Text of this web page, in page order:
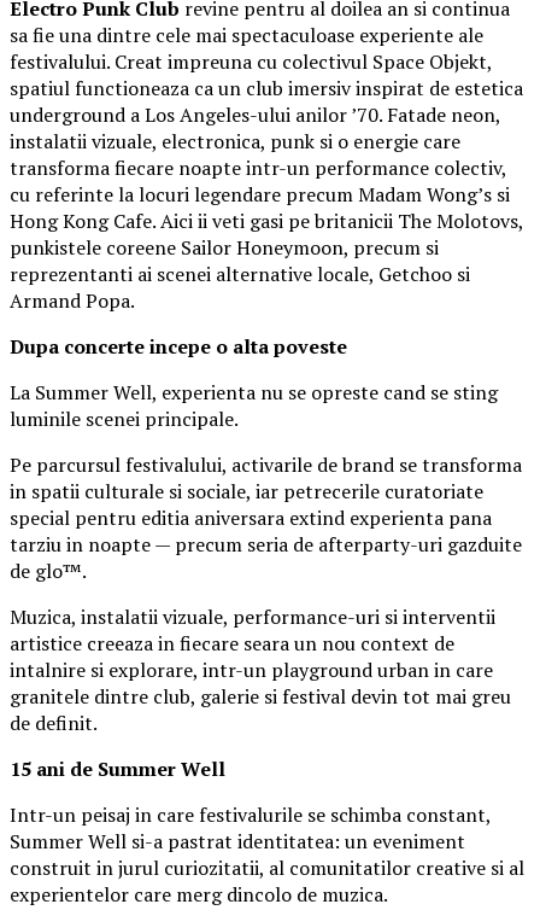
Electro Punk Club revine pentru al doilea an si continua
sa fie una dintre cele mai spectaculoase experiente ale
festivalului. Creat impreuna cu colectivul Space Objekt,
spatiul functioneaza ca un club imersiv inspirat de estetica
underground a Los Angeles-ului anilor ’70. Fatade neon,
instalatii vizuale, electronica, punk si o energie care
transforma fiecare noapte intr-un performance colectiv,
cu referinte la locuri legendare precum Madam Wong’s si
Hong Kong Cafe. Aici ii veti gasi pe britanicii The Molotovs,
punkistele coreene Sailor Honeymoon, precum si
reprezentanti ai scenei alternative locale, Getchoo si
Armand Popa.
Dupa concerte incepe o alta poveste
La Summer Well, experienta nu se opreste cand se sting
luminile scenei principale.
Pe parcursul festivalului, activarile de brand se transforma
in spatii culturale si sociale, iar petrecerile curatoriate
special pentru editia aniversara extind experienta pana
tarziu in noapte — precum seria de afterparty-uri gazduite
de glo™.
Muzica, instalatii vizuale, performance-uri si interventii
artistice creeaza in fiecare seara un nou context de
intalnire si explorare, intr-un playground urban in care
granitele dintre club, galerie si festival devin tot mai greu
de definit.
15 ani de Summer Well
Intr-un peisaj in care festivalurile se schimba constant,
Summer Well si-a pastrat identitatea: un eveniment
construit in jurul curiozitatii, al comunitatilor creative si al
experientelor care merg dincolo de muzica.